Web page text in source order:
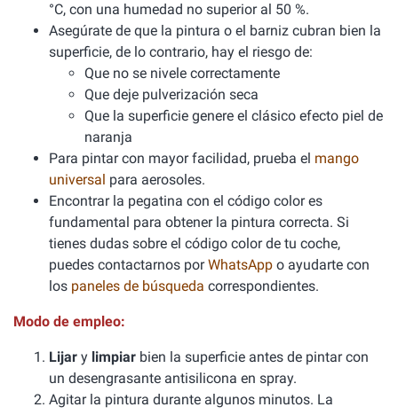
°C, con una humedad no superior al 50 %.
Asegúrate de que la pintura o el barniz cubran bien la
superficie, de lo contrario, hay el riesgo de:
Que no se nivele correctamente
Que deje pulverización seca
Que la superficie genere el clásico efecto piel de
naranja
Para pintar con mayor facilidad, prueba el mango
universal para aerosoles.
Encontrar la pegatina con el código color es
fundamental para obtener la pintura correcta. Si
tienes dudas sobre el código color de tu coche,
puedes contactarnos porWhatsApp o ayudarte con
los paneles de búsqueda correspondientes.
Modo de empleo:
Lijar y limpiar bien la superficie antes de pintar con
un desengrasante antisilicona en spray.
Agitar la pintura durante algunos minutos. La